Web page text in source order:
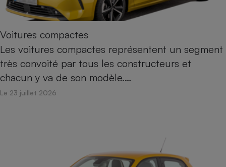
Voitures compactes
Les voitures compactes représentent un segment
très convoité par tous les constructeurs et
chacun y va de son modèle.…
Le 23 juillet 2026
Téléphone mobile -